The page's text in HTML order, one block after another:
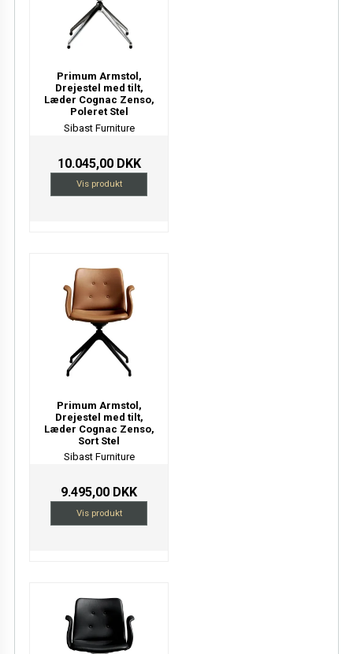
Primum Armstol,
Drejestel med tilt,
Læder Cognac Zenso,
Poleret Stel
Sibast Furniture
10.045,00 DKK
Vis produkt
Primum Armstol,
Drejestel med tilt,
Læder Cognac Zenso,
Sort Stel
Sibast Furniture
9.495,00 DKK
Vis produkt